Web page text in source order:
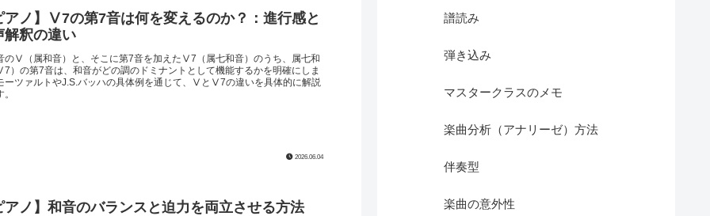
アノ】Ⅴ7の第7音は何を変えるのか？：進行感と
解釈の違い
のⅤ（属和音）と、そこに第7音を加えたⅤ7（属七和音）のうち、属七和
）の第7音は、和音がどの調のドミナントとして機能するかを明確にしま
ーツァルトやJ.S.バッハの具体例を通じて、ⅤとⅤ7の違いを具体的に解説
2026.06.04
アノ】和音のバランスと迫力を両立させる方法
譜読み
弾き込み
マスタークラスのメモ
楽曲分析（アナリーゼ）方法
伴奏型
楽曲の意外性